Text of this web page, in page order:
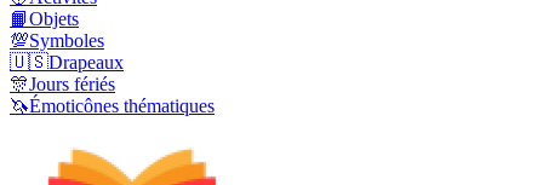
📙Objets
💯Symboles
🇺🇸Drapeaux
🎊Jours fériés
🦄Émoticônes thématiques